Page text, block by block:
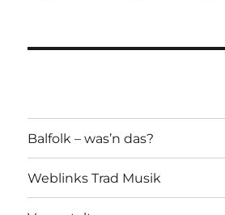
Balfolk – was’n das?
Weblinks Trad Musik